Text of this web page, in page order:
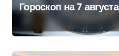
Гороскоп на 7 августа